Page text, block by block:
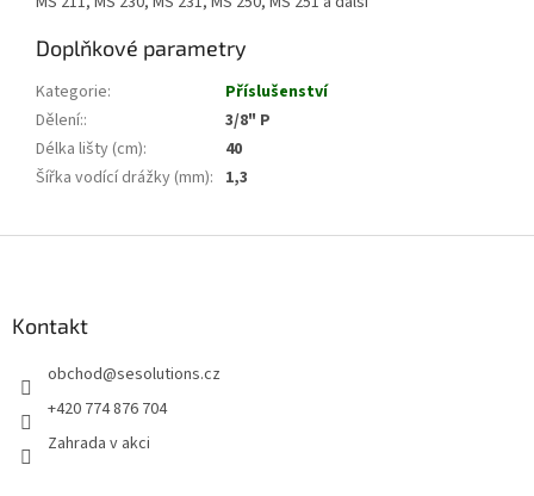
Doplňkové parametry
Kategorie:
Příslušenství
Dělení::
3/8" P
Délka lišty (cm):
40
Šířka vodící drážky (mm): 1,3
Kontakt
obchod@sesolutions.cz
+420 774 876 704
Zahrada v akci